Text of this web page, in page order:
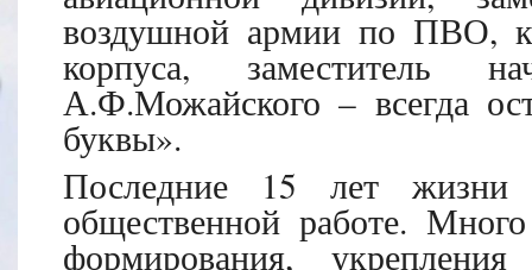
воздушной армии по ПВО,
корпуса, заместитель
А.Ф.Можайского – всегда
буквы».
Последние 15 лет жизни
общественной работе.
формирования,